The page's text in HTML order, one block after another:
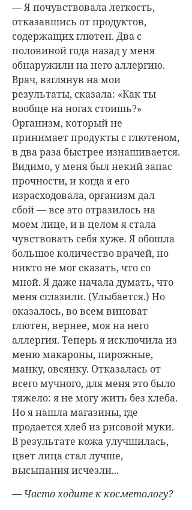
— Я почувствовала легкость,
отказавшись от продуктов,
содержащих глютен. Два с
половиной года назад у меня
обнаружили на него аллергию.
Врач, взглянув на мои
результаты, сказала: «Как ты
вообще на ногах стоишь?»
Организм, который не
принимает продукты с глютеном,
в два раза быстрее изнашивается.
Видимо, у меня был некий запас
прочности, и когда я его
израсходовала, организм дал
сбой — все это отразилось на
моем лице, и в целом я стала
чувствовать себя хуже. Я обошла
большое количество врачей, но
никто не мог сказать, что со
мной. Я даже начала думать, что
меня сглазили. (Улыбается.) Но
оказалось, во всем виноват
глютен, вернее, моя на него
аллергия. Теперь я исключила из
меню макароны, пирожные,
манку, овсянку. Отказалась от
всего мучного, для меня это было
тяжело: я не могу жить без хлеба.
Но я нашла магазины, где
продается хлеб из рисовой муки.
В результате кожа улучшилась,
цвет лица стал лучше,
высыпания исчезли...
— Часто ходите к косметологу?